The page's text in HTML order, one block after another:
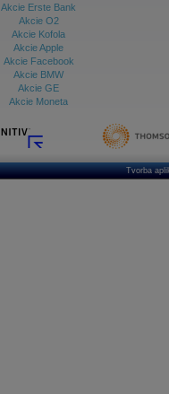
Akcie Erste Bank
Akcie O2
Akcie Kofola
Akcie Apple
Akcie Facebook
Akcie BMW
Akcie GE
Akcie Moneta
Tvorba